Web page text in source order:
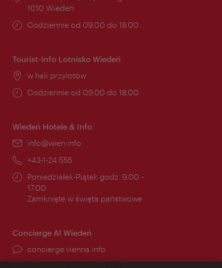
1010 Wiedeń
Godziny
Codziennie od 09.00 do 18.00
Tourist-Info Lotnisko Wiedeń
Miejsce:
w hali przylotów
Godziny
Codziennie od 09.00 do 18.00
Wiedeń Hotele & Info
E-
info@wien.info
Telefon:
+43-1-24 555
Godziny
otwarcia:
Poniedziałek-Piątek godz. 9.00 -
17.00
Zamknięte w święta państwowe
Concierge AI Wiedeń
concierge.vienna.info